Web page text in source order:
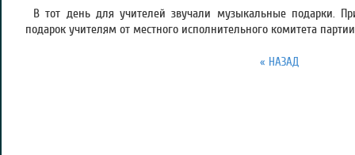
В тот день для учителей звучали музыкальные подарки.
подарок учителям от местного исполнительного комитета
« НАЗАД